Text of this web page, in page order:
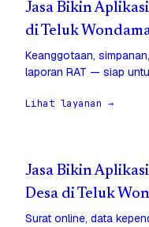
Jasa Bikin
di Teluk
Keanggotaan,
laporan RAT — siap
Lihat layanan →
Jasa Bikin
Desa di Teluk
Surat online, data